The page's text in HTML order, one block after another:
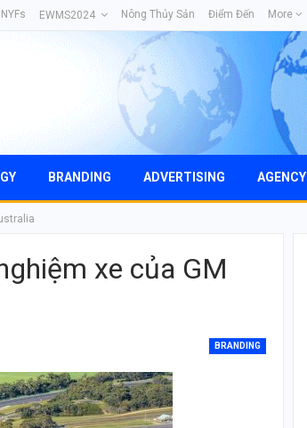
EWMS2024 Nông Thủy Sản Điểm Đến More
BRANDING ADVERTISING AGENCY
xe của GM
BRANDING